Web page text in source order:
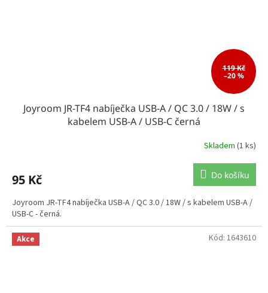
119 Kč
–20 %
Joyroom JR-TF4 nabíječka USB-A / QC 3.0 / 18W / s
kabelem USB-A / USB-C černá
Skladem (1 ks)
95 Kč Do košíku
Joyroom JR-TF4 nabíječka USB-A / QC 3.0 / 18W / s kabelem USB-A /
USB-C - černá.
Akce Kód: 1643610